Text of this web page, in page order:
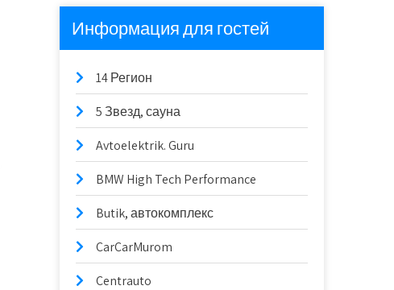
Информация для гостей
14 Регион
5 Звезд, сауна
Avtoelektrik. Guru
BMW High Tech Performance
Butik, автокомплекс
CarCarMurom
Centrauto